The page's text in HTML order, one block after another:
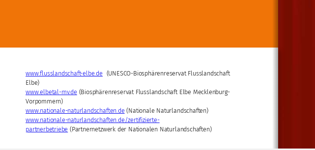
www.flusslandschaft-elbe.de (UNESCO-Biosphärenreservat Flusslandschaft
Elbe)
www.elbetal-mv.de (Biosphärenreservat Flusslandschaft Elbe Mecklenburg-
Vorpommern)
www.nationale-naturlandschaften.de (Nationale Naturlandschaften)
www.nationale-naturlandschaften.de/zertifizierte-
partnerbetriebe (Partnernetzwerk der Nationalen Naturlandschaften)